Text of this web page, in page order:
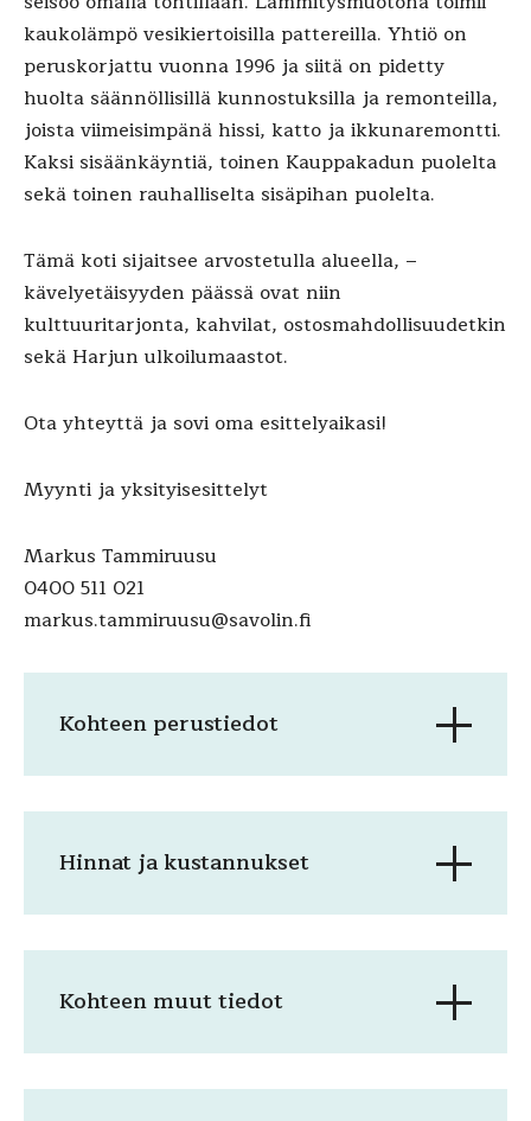
kaukolämpö vesikiertoisilla pattereilla. Yhtiö on
peruskorjattu vuonna 1996 ja siitä on pidetty
huolta säännöllisillä kunnostuksilla ja remonteilla,
joista viimeisimpänä hissi, katto ja ikkunaremontti.
Kaksi sisäänkäyntiä, toinen Kauppakadun puolelta
sekä toinen rauhalliselta sisäpihan puolelta.
Tämä koti sijaitsee arvostetulla alueella, –
kävelyetäisyyden päässä ovat niin
kulttuuritarjonta, kahvilat, ostosmahdollisuudetkin
sekä Harjun ulkoilumaastot.
Ota yhteyttä ja sovi oma esittelyaikasi!
Myynti ja yksityisesittelyt
Markus Tammiruusu
0400 511 021
markus.tammiruusu@savolin.fi
Kohteen perustiedot
Hinnat ja kustannukset
Kohteen muut tiedot